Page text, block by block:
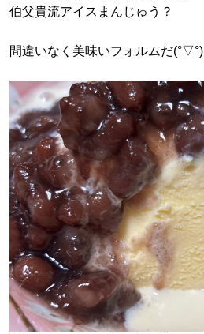
伯父貴流アイスまんじゅう？
間違いなく美味いフォルムだ(°▽°)